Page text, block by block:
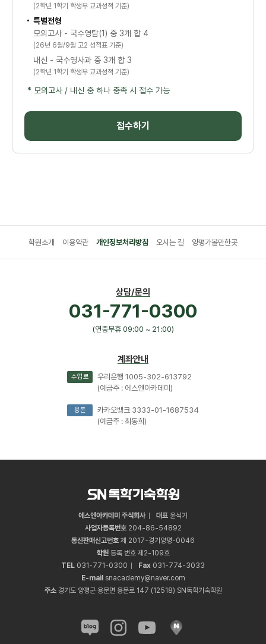
(2학년 1학기 학생부 교과성적 기준)
특별전형
모의고사 - 국수영탐(1) 중 3개 합 4
(26년 6월/9월 고2 성적표 기준)
내신 - 국수영사과 중 3개 합 3
(2학년 1학기 학생부 교과성적 기준)
* 모의고사 / 내신 중 하나 충족 시 접수 가능
접수하기
학원소개 이용약관 개인정보처리방침 오시는 길 양평가볼만한곳
상담/문의
031-771-0300
(연중무휴 09:00 ~ 21:00)
계좌안내
수업료
우리은행 1005-302-613792
(예금주 : 에스엔아카데미)
용돈
카카오뱅크 3333-01-1687534
(예금주 : 최동희)
에스엔아카데미 주식회사 대표 윤석기
사업자등록번호 204-86-54892
통신판매신고번호 제 2017-경기양평-0046
학원등록 번호 제2-109호
TEL 031 -771 -0300 Fax 031 -774-3033
E-mail snacademy@naver.com
주소경기도 양평군 용문면 용문로 147 (12518) SN독학기숙학원